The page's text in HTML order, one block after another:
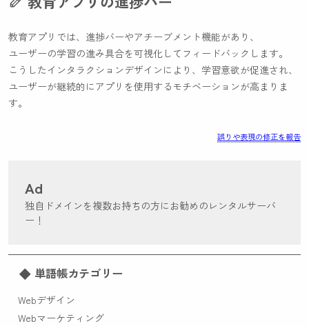
教育アプリでは、進捗バーやアチーブメント機能があり、
ユーザーの学習の進み具合を可視化してフィードバックします。
こうしたインタラクションデザインにより、学習意欲が促進され、
ユーザーが継続的にアプリを使用するモチベーションが高まりま
す。
誤りや表現の修正を報告
Ad
独自ドメインを複数お持ちの方にお勧めのレンタルサーバ
ー！
単語帳カテゴリー
Webデザイン
Webマーケティング